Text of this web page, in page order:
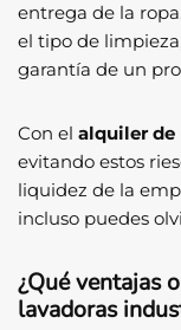
entrega de la
el tipo de
garantía de un
Con el alquiler de
evitando estos
liquidez de la
incluso puedes
¿Qué ventajas
lavadoras